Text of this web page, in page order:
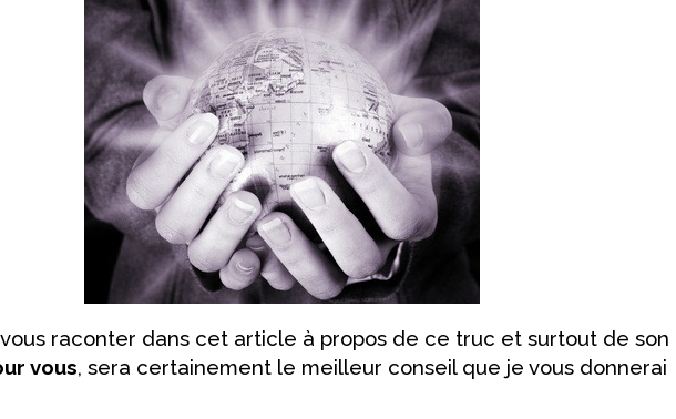
raconter dans cet article à propos de ce truc et surtout de son
vous, sera certainement le meilleur conseil que je vous donnerai